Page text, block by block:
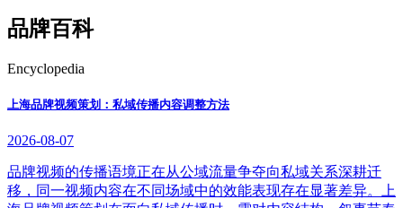
品牌百科
Encyclopedia
上海品牌视频策划：私域传播内容调整方法
2026-08-07
品牌视频的传播语境正在从公域流量争夺向私域关系深耕迁
移，同一视频内容在不同场域中的效能表现存在显著差异。上